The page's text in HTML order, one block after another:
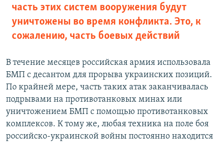
щ
й
с
л
а
й
д
щ
и
с
л
а
й
д
часть этих систем вооружения будут
уничтожены во время конфликта. Это, к
сожалению, часть боевых действий
В течение месяцев российская армия использовала
БМП с десантом для прорыва украинских позиций.
По крайней мере, часть таких атак заканчивалась
подрывами на противотанковых минах или
уничтожением БМП с помощью противотанковых
комплексов. К тому же, любая техника на поле боя
российско-украинской войны постоянно находится